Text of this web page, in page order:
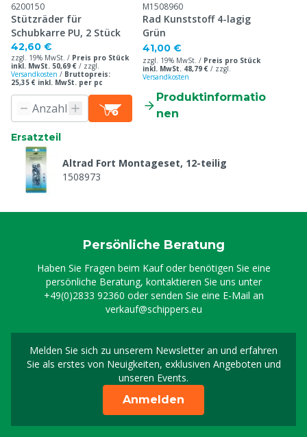
6200150
Stützräder für
Schubkarre PU, 2 Stück
42,60 €
zzgl. 19% MwSt. / Preis pro Stück
inkl. MwSt. 50,69 € / zzgl.
Versandkosten / Bruttopreis:
25,35 € inkl. MwSt. per pc
M1508960
Rad Kunststoff 4-lagig
Grün
41,00 €
zzgl. 19% MwSt. / Preis pro Stück
inkl. MwSt. 48,79 € / zzgl.
Versandkosten
Produktinformatio
nen
Ersatzteil
Altrad Fort Montageset, 12-teilig
1508973
Persönliche Beratung
Haben Sie Fragen beim Kauf oder benötigen Sie eine
persönliche Beratung, kontaktieren Sie uns unter
+49(0)2833 92360 oder senden Sie eine E-Mail an
verkauf@schippers.eu
Melden Sie sich zu unserem Newsletter an und erfahren
Sie als erstes von Neuigkeiten, exklusiven Angeboten und
unseren Events.
Melden Sie sich für
Anmelden